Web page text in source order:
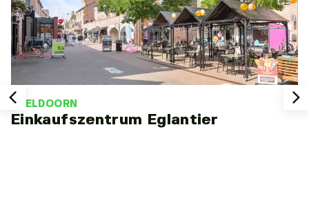
APELDOORN
Einkaufszentrum Eglantier